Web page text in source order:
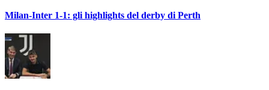
Milan-Inter 1-1: gli highlights del derby di Perth